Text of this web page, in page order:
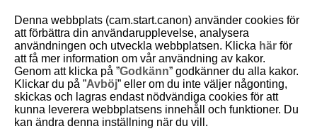
D292-124
Creative Assist
Du kan bearbeta RAW-bilder genom att tillämpa effekter och spara
Denna webbplats (cam.start.canon) använder cookies för
att förbättra din användarupplevelse, analysera
användningen och utveckla webbplatsen. Klicka här för
att få mer information om vår användning av kakor.
Genom att klicka på ”Godkänn” godkänner du alla kakor.
Klickar du på ”Avböj” eller om du inte väljer någonting,
skickas och lagras endast nödvändiga cookies för att
kunna leverera webbplatsens innehåll och funktioner. Du
kan ändra denna inställning när du vill.